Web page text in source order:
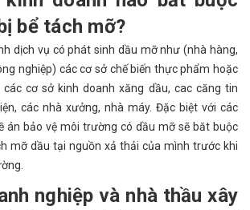
bể tách mỡ?
dịch vụ có phát sinh dầu mỡ như (nhà hàng,
nghiệp) các cơ sở chế biến thực phẩm hoặc
cơ sở kinh doanh xăng dầu, cac căng tin
các nhà xưởng, nhà máy. Đặc biệt với các
án bảo vệ môi trường có dầu mỡ sẽ băt buộc
mỡ dầu tại nguồn xả thải của mình trước khi
nghiệp và nhà thầu xây